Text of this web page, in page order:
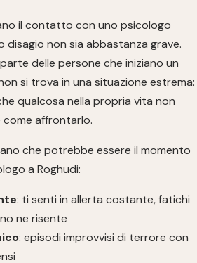
il contatto con uno psicologo
disagio non sia abbastanza grave.
delle persone che iniziano un
si trova in una situazione estrema:
qualcosa nella propria vita non
come affrontarlo.
che potrebbe essere il momento
a Roghudi:
: ti senti in allerta costante, fatichi
ne risente
: episodi improvvisi di terrore con